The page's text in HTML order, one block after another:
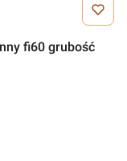
fi60 grubość